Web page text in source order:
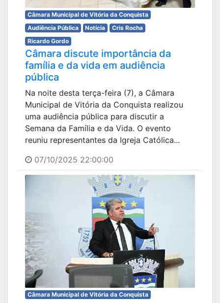
Câmara Municipal de Vitória da Conquista
Audiência Pública
Notícia
Cris Rocha
Ricardo Gordo
Câmara discute importância da
família e da vida em audiência
pública
Na noite desta terça-feira (7), a Câmara
Municipal de Vitória da Conquista realizou
uma audiência pública para discutir a
Semana da Família e da Vida. O evento
reuniu representantes da Igreja Católica...
07/10/2025 22:00:00
Câmara Municipal de Vitória da Conquista